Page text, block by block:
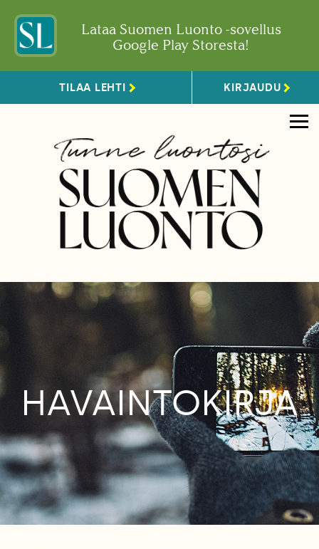
Lataa Suomen Luonto -sovellus
Google Play Storesta!
TILAA LEHTI KIRJAUDU
HAVAINTOKIRJA